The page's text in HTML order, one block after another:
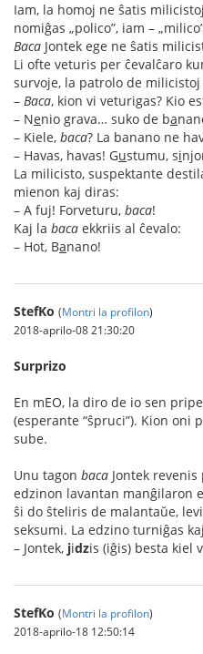
Iam, la homoj ne ŝatis
nomiĝas „polico”, iam –
Baca Jontek ege ne ŝatis
Li ofte veturis per ĉevalĉaro
survoje, la patrolo de
– Baca, kion vi veturigas? Kio
– Nenio grava… suko de ba
– Kiele, baca? La banano ne
– Havas, havas! Gustumu, si
La milicisto, suspektante
mienon kaj diras:
– A fuj! Forveturu, baca!
Kaj la baca ekkriis al ĉevalo:
– Hot, Banano!
StefKo (Montri la profilon)
2018-aprilo-08 21:30:20
Surprizo
En mEO, la diro de io sen
(esperante “ŝpruci”). Kion oni
sube.
Unu tagon baca Jontek
edzinon lavantan manĝilaron
ŝi do ŝteliris de malantaŭe,
seksumi. La edzino turniĝas
– Jontek, jidzis (iĝis) besta kiel
StefKo (Montri la profilon)
2018-aprilo-18 12:50:14